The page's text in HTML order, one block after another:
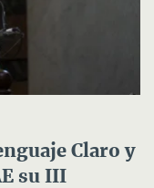
Claro y
su III